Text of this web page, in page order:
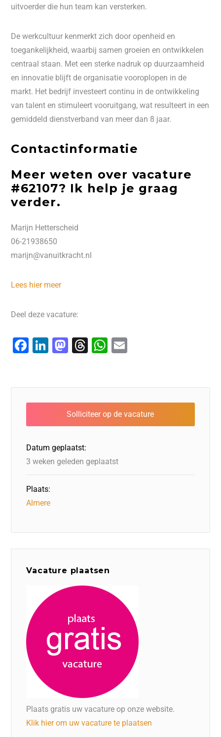
uitvoerder die hun team kan versterken.
De werkcultuur kenmerkt zich door openheid en
toegankelijkheid, waarbij samen groeien en ontwikkelen
centraal staan. Met een sterke nadruk op duurzaamheid
en innovatie blijft de organisatie vooroplopen in de
markt. Het bedrijf investeert continu in de ontwikkeling
van talent en stimuleert vooruitgang, wat resulteert in een
gemiddeld dienstverband van meer dan 8 jaar.
Contactinformatie
Meer weten over vacature
#62107? Ik help je graag
verder.
Marijn Hetterscheid
06-21938650
marijn@vanuitkracht.nl
Lees hier meer
Deel deze vacature:
F
e
b
o
o
k
Li
e
dI
n
M
o
d
o
n
T
a
d
s
W
s
A
p
l
Datum geplaatst:
3 weken geleden geplaatst
Plaats:
Almere
Vacature plaatsen
Plaats gratis uw vacature op onze website.
Klik hier om uw vacature te plaatsen